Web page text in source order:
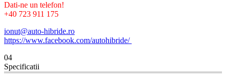
Dati-ne un telefon!
+40 723 911 175
ionut@auto-hibride.ro
https://www.facebook.com/autohibride/
04
Specificatii